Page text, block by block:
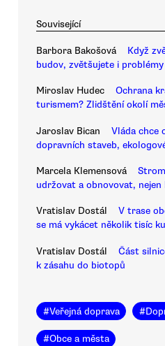
Související
Barbora Bakošová
Když
budov, zvětšujete i
Miroslav Hudec
Ochrana
turismem? Zlidštění okolí
Jaroslav Bican
Vláda chce
dopravních staveb,
Marcela Klemensová
udržovat a obnovovat, nejen
Vratislav Dostál
V trase
se má vykácet několik tisíc
Vratislav Dostál
Část
k zásahu do biotopů
#Veřejná doprava #
#Obce a města